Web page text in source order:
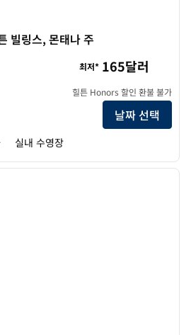
빌링스, 몬태나 주
힐튼 빌링스의 호텔 정보 보기
최저* 165달러
힐튼 Honors 할인 환불 불가
날짜 선택
실내 수영장
1/12
다음